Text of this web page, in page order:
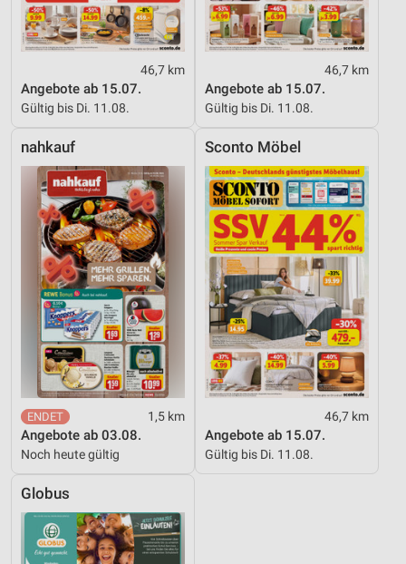
46,7 km
Angebote ab 15.07.
Gültig bis Di. 11.08.
46,7 km
Angebote ab 15.07.
Gültig bis Di. 11.08.
nahkauf
1,5 km
Angebote ab 03.08.
Noch heute gültig
Sconto Möbel
46,7 km
Angebote ab 15.07.
Gültig bis Di. 11.08.
Globus